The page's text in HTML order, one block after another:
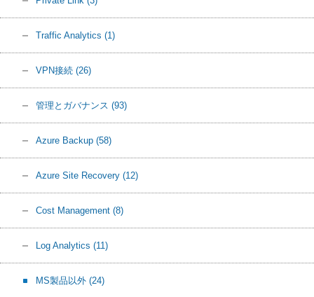
Traffic Analytics (1)
VPN接続 (26)
管理とガバナンス (93)
Azure Backup (58)
Azure Site Recovery (12)
Cost Management (8)
Log Analytics (11)
MS製品以外 (24)